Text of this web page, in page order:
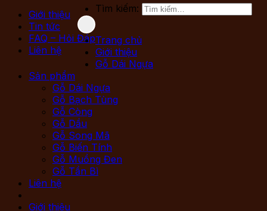
Giới thiệu
Tin tức
FAQ – Hỏi Đáp
Liên hệ
Tìm kiếm:
Trang chủ
Giới thiệu
Gỗ Dái Ngựa
Sản phẩm
Gỗ Dái Ngựa
Gỗ Bạch Tùng
Gỗ Còng
Gỗ Dầu
Gỗ Song Mã
Gỗ Biến Tính
Gỗ Muồng Đen
Gỗ Tần Bì
Liên hệ
Giới thiệu